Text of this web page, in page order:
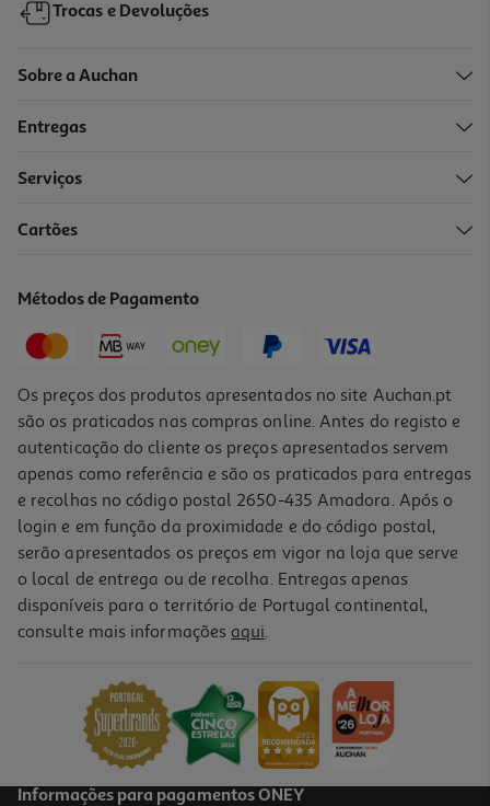
Trocas e Devoluções
Sobre a Auchan
Entregas
Serviços
Cartões
Métodos de Pagamento
Os preços dos produtos apresentados no site Auchan.pt
são os praticados nas compras online. Antes do registo e
autenticação do cliente os preços apresentados servem
apenas como referência e são os praticados para entregas
e recolhas no código postal 2650-435 Amadora. Após o
login e em função da proximidade e do código postal,
serão apresentados os preços em vigor na loja que serve
o local de entrega ou de recolha. Entregas apenas
disponíveis para o território de Portugal continental,
consulte mais informações aqui.
Informações para pagamentos ONEY